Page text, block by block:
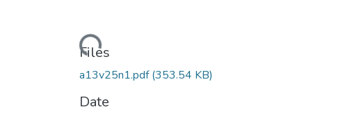
Loading...
Files
a13v25n1.pdf(353.54 KB)
Date